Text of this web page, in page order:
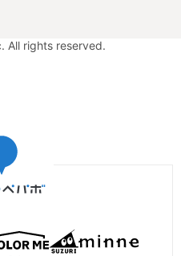
All rights reserved.